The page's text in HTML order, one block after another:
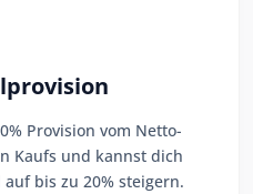
Provision vom Netto-
Kaufs und kannst dich
bis zu 20% steigern.